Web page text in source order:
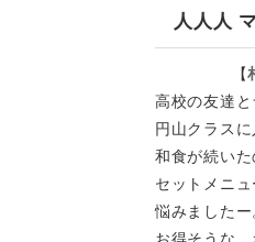
人人人
【
高校の友達と
円山クラス
和食が続いた
セットメニュ
悩みましたー